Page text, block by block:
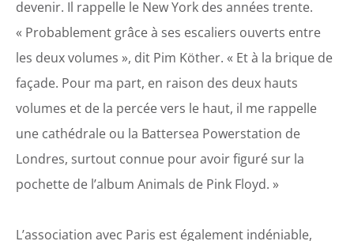
devenir. Il rappelle le New York des années trente.
« Probablement grâce à ses escaliers ouverts entre
les deux volumes », dit Pim Köther. « Et à la brique de
façade. Pour ma part, en raison des deux hauts
volumes et de la percée vers le haut, il me rappelle
une cathédrale ou la Battersea Powerstation de
Londres, surtout connue pour avoir figuré sur la
pochette de l’album Animals de Pink Floyd. »
L’association avec Paris est également indéniable,